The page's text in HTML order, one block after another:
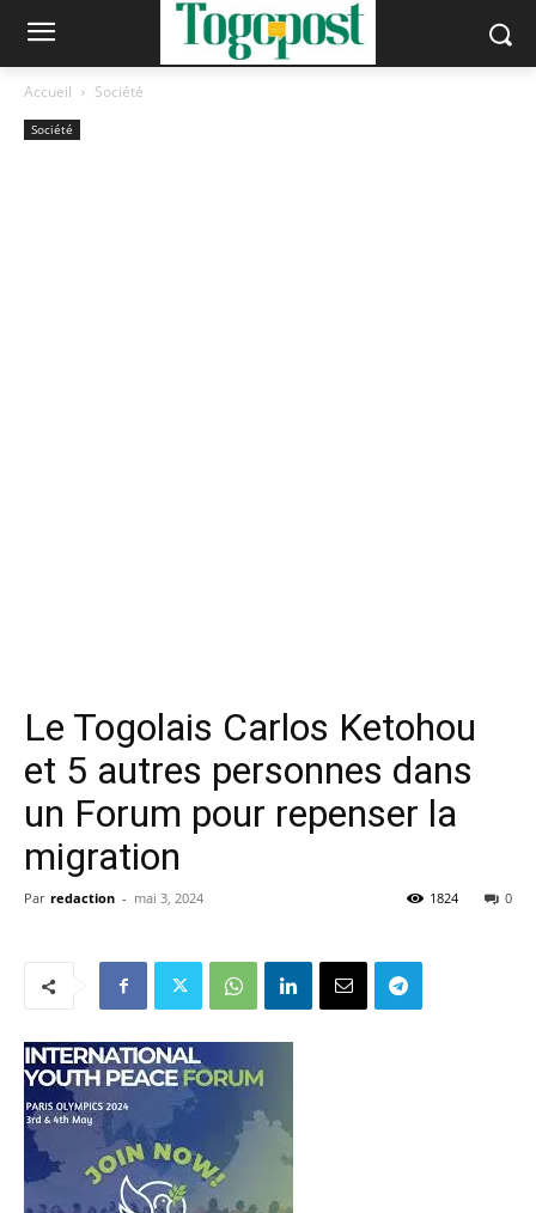
Accueil Société
Société
Le Togolais Carlos Ketohou
et 5 autres personnes dans
un Forum pour repenser la
migration
Par redaction - mai 3, 2024 0
1824